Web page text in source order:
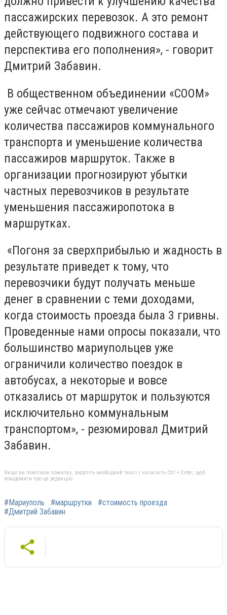
пассажирских перевозок. А это ремонт
действующего подвижного состава и
перспектива его пополнения», - говорит
Дмитрий Забавин.
В общественном объединении «СООМ»
уже сейчас отмечают увеличение
количества пассажиров коммунального
транспорта и уменьшение количества
пассажиров маршруток. Также в
организации прогнозируют убытки
частных перевозчиков в результате
уменьшения пассажиропотока в
маршрутках.
«Погоня за сверхприбылью и жадность в
результате приведет к тому, что
перевозчики будут получать меньше
денег в сравнении с теми доходами,
когда стоимость проезда была 3 гривны.
Проведенные нами опросы показали, что
большинство мариупольцев уже
ограничили количество поездок в
автобусах, а некоторые и вовсе
отказались от маршруток и пользуются
исключительно коммунальным
транспортом», - резюмировал Дмитрий
Забавин.
Якщо ви помітили помилку, виділіть необхідний текст і натисніть Ctrl + Enter, щоб
повідомити про це редакцію
#Мариуполь #маршрутки
#стоимость проезда
#Дмитрий Забавин